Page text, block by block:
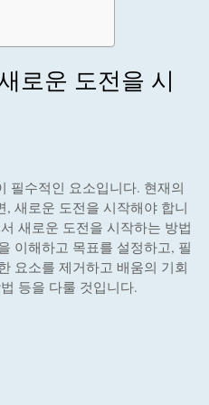
로운 도전을 시
필수적인 요소입니다. 현재의
새로운 도전을 시작해야 합니
새로운 도전을 시작하는 방법
이해하고 목표를 설정하고, 필
요소를 제거하고 배움의 기회
등을 다룰 것입니다.